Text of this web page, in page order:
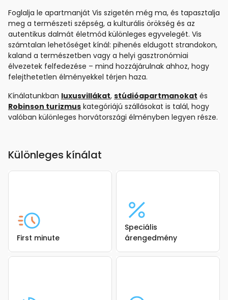
Foglalja le apartmanját Vis szigetén még ma, és tapasztalja
meg a természeti szépség, a kulturális örökség és az
autentikus dalmát életmód különleges egyvelegét. Vis
számtalan lehetőséget kínál: pihenés eldugott strandokon,
kaland a természetben vagy a helyi gasztronómiai
élvezetek felfedezése – mind hozzájárulnak ahhoz, hogy
felejthetetlen élményekkel térjen haza.
Kínálatunkban luxusvillákat, stúdióapartmanokat és
Robinson turizmus kategóriájú szállásokat is talál, hogy
valóban különleges horvátországi élményben legyen része.
Különleges kínálat
First minute
Speciális
árengedmény